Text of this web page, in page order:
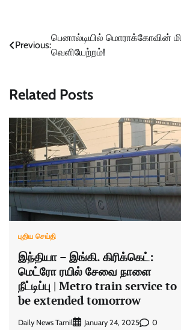
Post
Previous:
பெனால்டியில் மொராக்கோவின்
வெளியேற்றம்!
Related Posts
புதிய செய்தி
இந்தியா – இங்கி. கிரிக்கெட்:
மெட்ரோ ரயில் சேவை நாளை
நீட்டிப்பு | Metro train service to
be extended tomorrow
Daily News Tamil January 24, 2025 0